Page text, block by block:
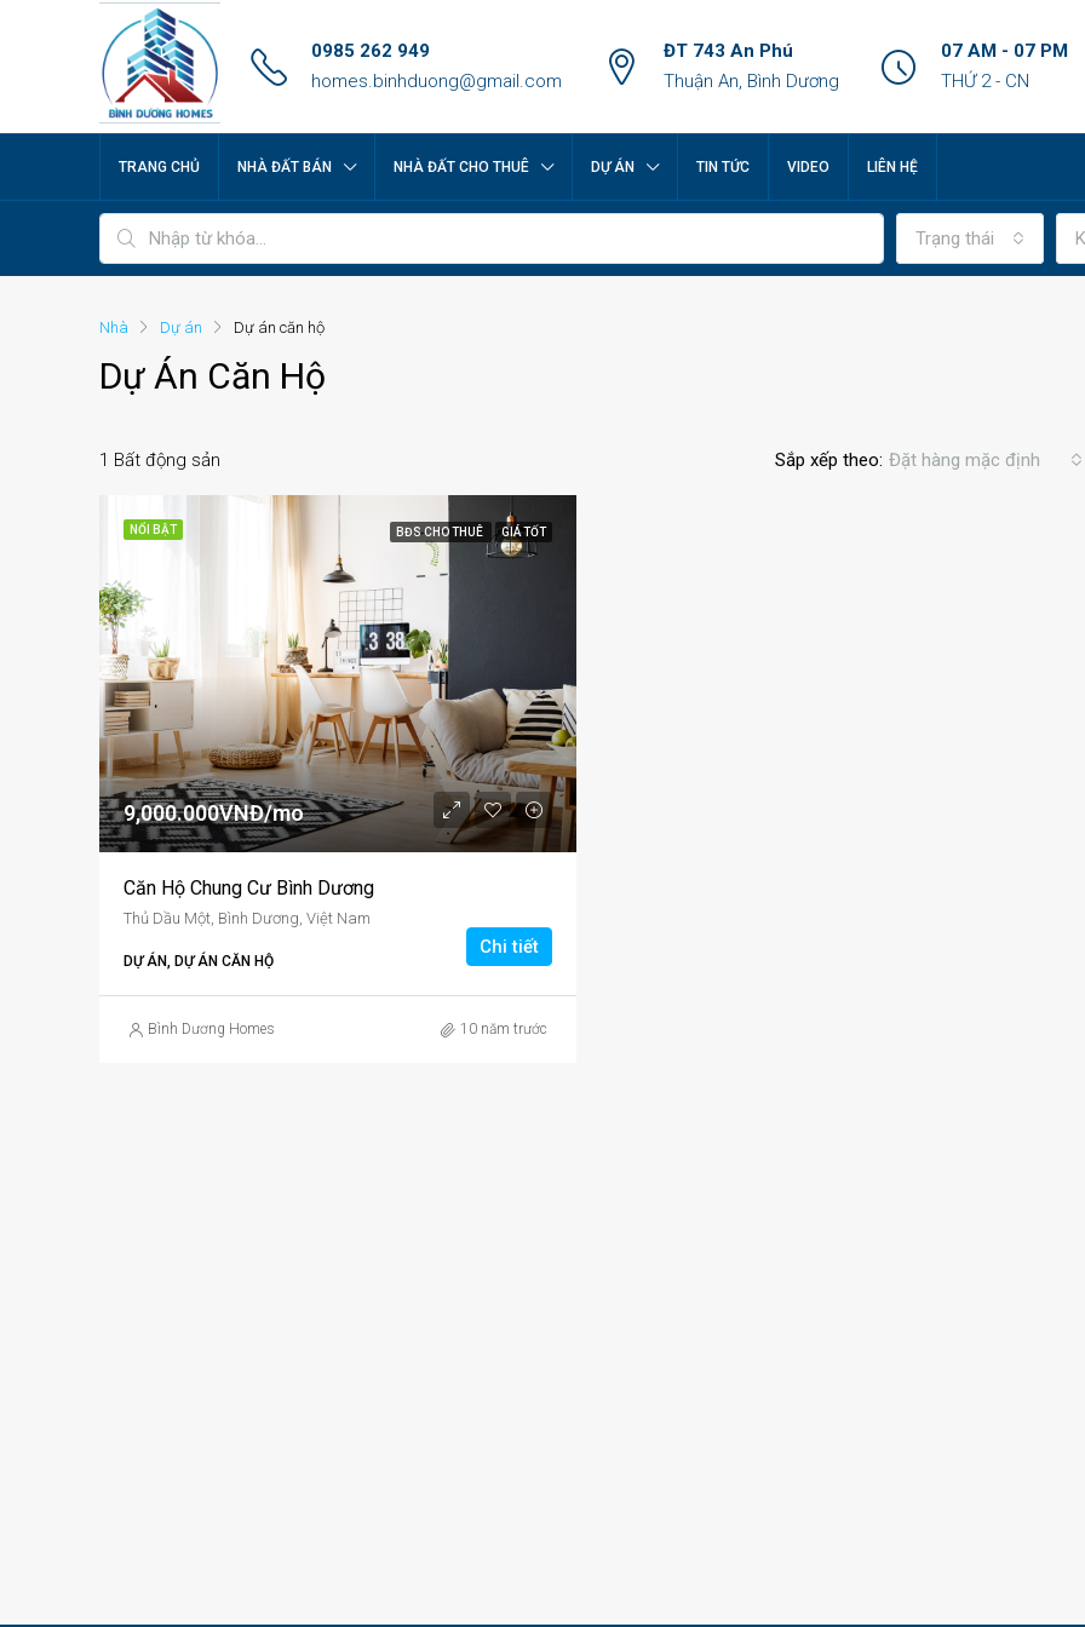
0985 262 949
homes.binhduong@gmail.com
ĐT 743 An Phú
Thuận An, Bình Dương
07 AM - 07 PM
THỨ 2 - CN
TRANG CHỦ NHÀ ĐẤT BÁN NHÀ ĐẤT CHO THUÊ DỰ ÁN TIN TỨC VIDEO LIÊN HỆ
Trạng thái
Nhà Dự án Dự án căn hộ
Dự Án Căn Hộ
1 Bất động sản Sắp xếp theo: Đặt hàng mặc định
NỔI BẬT BĐS CHO THUÊ GIÁ TỐT
9,000.000VNĐ/mo
Căn Hộ Chung Cư Bình Dương
Thủ Dầu Một, Bình Dương, Việt Nam
DỰ ÁN, DỰ ÁN CĂN HỘ
Chi tiết
Bình Dương Homes 10 năm trước